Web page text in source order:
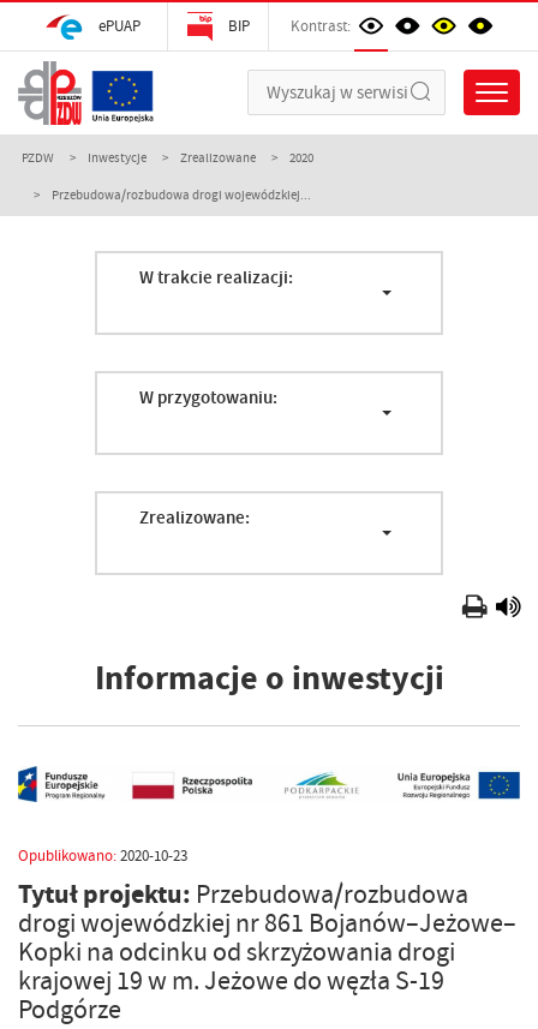
ePUAP BIP Kontrast:
PZDW Inwestycje Zrealizowane 2020
Przebudowa/rozbudowa drogi wojewódzkiej...
W trakcie realizacji:
W przygotowaniu:
Zrealizowane:
Informacje o inwestycji
Opublikowano:2020-10-23
Tytuł projektu: Przebudowa/rozbudowa
drogi wojewódzkiej nr 861 Bojanów–Jeżowe–
Kopki na odcinku od skrzyżowania drogi
krajowej 19 w m. Jeżowe do węzła S-19
Podgórze